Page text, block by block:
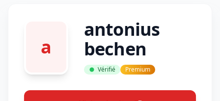
a
antonius
bechen
Vérifié Premium